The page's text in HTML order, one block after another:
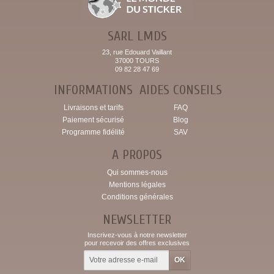
SARL LMDS
23, rue Edouard Vaillant
37000 TOURS
09 82 28 47 69
INFORMATIONS
Livraisons et tarifs
Paiement sécurisé
Programme fidélité
AIDES CONSEILS
FAQ
Blog
SAV
A PROPOS
Qui sommes-nous
Mentions légales
Conditions générales
NEWSLETTER
Inscrivez-vous à notre newsletter
pour recevoir des offres exclusives